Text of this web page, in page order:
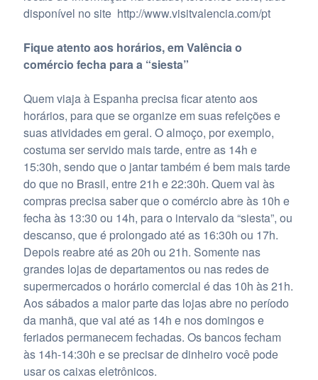
disponível no site http://www.visitvalencia.com/pt
Fique atento aos horários, em Valência o
comércio fecha para a “siesta”
Quem viaja à Espanha precisa ficar atento aos
horários, para que se organize em suas refeições e
suas atividades em geral. O almoço, por exemplo,
costuma ser servido mais tarde, entre as 14h e
15:30h, sendo que o jantar também é bem mais tarde
do que no Brasil, entre 21h e 22:30h. Quem vai às
compras precisa saber que o comércio abre às 10h e
fecha às 13:30 ou 14h, para o intervalo da “siesta”, ou
descanso, que é prolongado até as 16:30h ou 17h.
Depois reabre até as 20h ou 21h. Somente nas
grandes lojas de departamentos ou nas redes de
supermercados o horário comercial é das 10h às 21h.
Aos sábados a maior parte das lojas abre no período
da manhã, que vai até as 14h e nos domingos e
feriados permanecem fechadas. Os bancos fecham
às 14h-14:30h e se precisar de dinheiro você pode
usar os caixas eletrônicos.